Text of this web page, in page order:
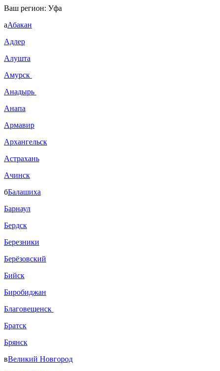
Ваш регион: Уфа
аАбакан
Адлер
Алушта
Амурск
Анадырь
Анапа
Армавир
Архангельск
Астрахань
Ачинск
бБалашиха
Барнаул
Бердск
Березники
Берёзовский
Бийск
Биробиджан
Благовещенск
Братск
Брянск
вВеликий Новгород